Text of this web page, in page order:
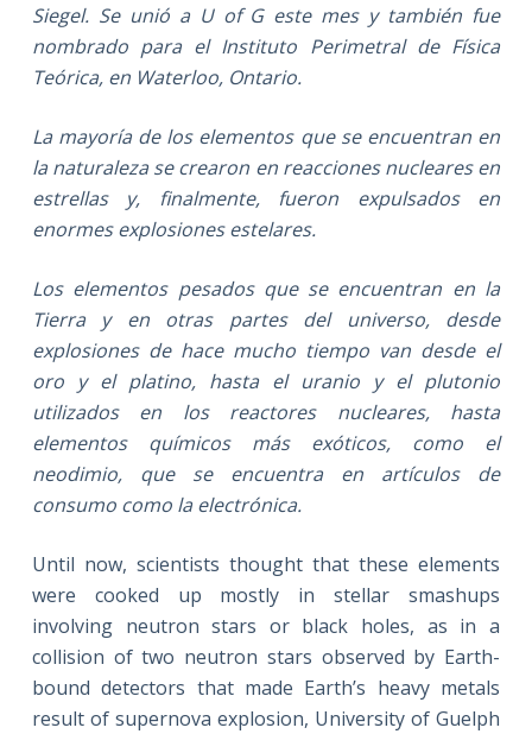
Siegel. Se unió a U of G este mes y también fue
nombrado para el Instituto Perimetral de Física
Teórica, en Waterloo, Ontario.
La mayoría de los elementos que se encuentran en
la naturaleza se crearon en reacciones nucleares en
estrellas y, finalmente, fueron expulsados en
enormes explosiones estelares.
Los elementos pesados que se encuentran en la
Tierra y en otras partes del universo, desde
explosiones de hace mucho tiempo van desde el
oro y el platino, hasta el uranio y el plutonio
utilizados en los reactores nucleares, hasta
elementos químicos más exóticos, como el
neodimio, que se encuentra en artículos de
consumo como la electrónica.
Until now, scientists thought that these elements
were cooked up mostly in stellar smashups
involving neutron stars or black holes, as in a
collision of two neutron stars observed by Earth-
bound detectors that made Earth’s heavy metals
result of supernova explosion, University of Guelph